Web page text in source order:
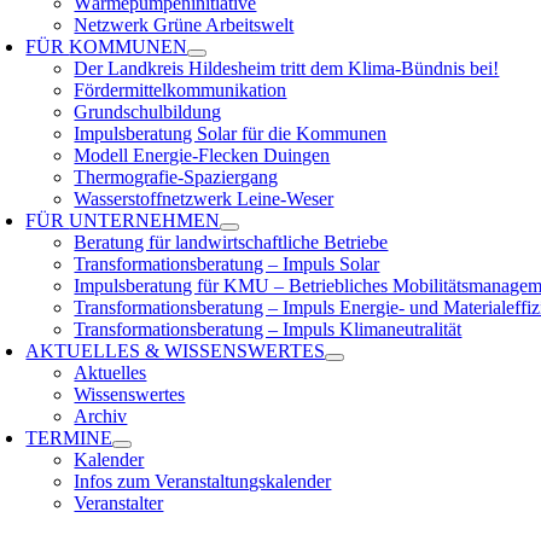
Netzwerk Grüne Arbeitswelt
FÜRKOMMUNEN
Der Landkreis Hildesheim tritt dem Klima-Bündnis bei!
Fördermittelkommunikation
Grundschulbildung
Impulsberatung Solar für die Kommunen
Modell Energie-Flecken Duingen
Thermografie-Spaziergang
Wasserstoffnetzwerk Leine-Weser
FÜRUNTERNEHMEN
Beratung für landwirtschaftliche Betriebe
Transformationsberatung – Impuls Solar
Impulsberatung für KMU – Betriebliches
Transformationsberatung – Impuls Energie- und
Transformationsberatung – Impuls Klimaneutralität
AKTUELLES &WISSENSWERTES
Aktuelles
Wissenswertes
Archiv
TERMINE
Kalender
Infos zum Veranstaltungskalender
Veranstalter